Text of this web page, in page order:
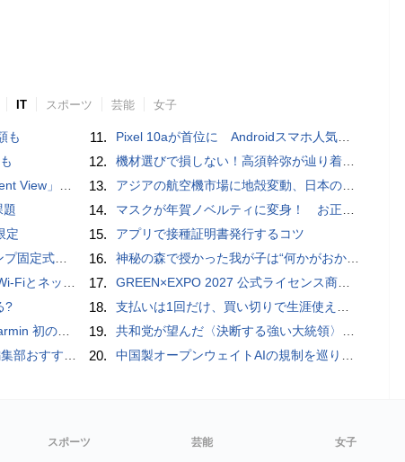
IT スポーツ 芸能 女子
も
すぐに休んで」と言われる？
題
定
クランプ式)」レビュー
DIY 秋の陣】
?
バッテリーで手間いらず
BOOK GUIDE
11. Pixel 10aが首位に Androidスマホ人気ランキングTOP10 2026/8/8
12. 機材選びで損しない！高須幹弥が辿り着いた「大当り」の神マイクとは
13. アジアの航空機市場に地殻変動、日本のサプライヤーに影響も
14. マスクが年賀ノベルティに変身！ お正月特別パッケージの注文受付開始
15. アプリで接種証明書発行するコツ
16. 神秘の森で授かった我が子は“何かがおかしい”『ナイトボーン -夜哭-』本編映像解禁 母の絶叫顔うちわが全国の劇場に［ホラー通信］
17. GREEN×EXPO 2027 公式ライセンス商品！初の「トゥンクトゥンク」公式LINEスタンプ、販売開始
18. 支払いは1回だけ、買い切りで生涯使えるプランがあるオンラインストレージ4選
19. 共和党が望んだ〈決断する強い大統領〉が統治するアメリカの到来──「アメリカン・ドッペルゲンガー」by 池田純一#14
20. 中国製オープンウェイトAIの規制を巡り、シリコンバレーで意見が二分
スポーツ 芸能 女子